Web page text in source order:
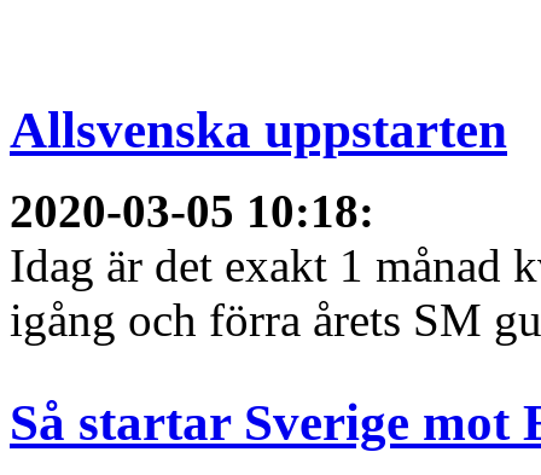
Allsvenska uppstarten
2020-03-05 10:18:
Idag är det exakt 1 månad
igång och förra årets SM
Så startar Sverige mot